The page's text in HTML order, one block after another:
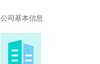
公司基本信息